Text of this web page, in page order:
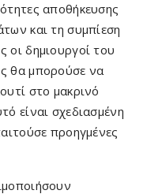
αποθήκευσης
και τη συμπίεση
δημιουργοί του
θα μπορούσε να
στο μακρινό
είναι σχεδιασμένη
προηγμένες